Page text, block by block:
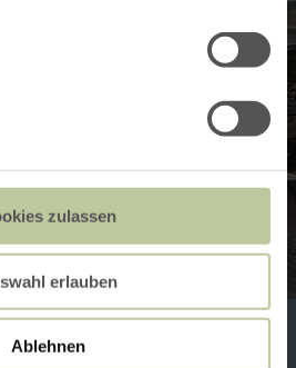
zulassen
erlauben
Ablehnen